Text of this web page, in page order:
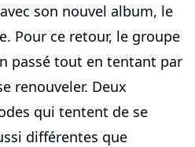
avec son nouvel album, le
Pour ce retour, le groupe
passé tout en tentant par
renouveler. Deux
qui tentent de se
différentes que